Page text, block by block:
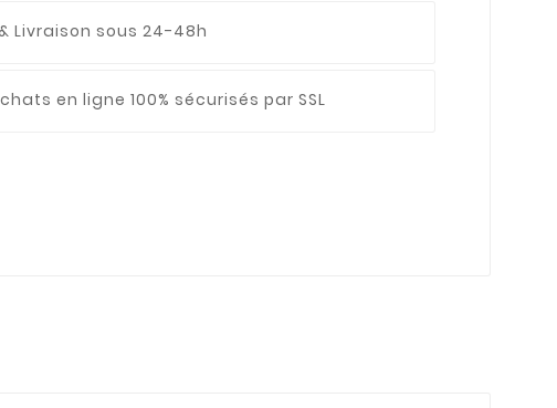
Livraison sous 24-48h
en ligne 100% sécurisés par SSL